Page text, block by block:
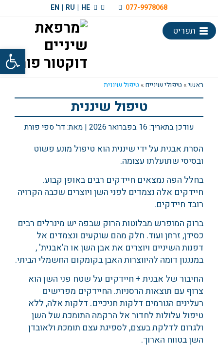
077-9978068
HE
|
RU
|
EN
ראשי» טיפולי שיניים» טיפול שיננית
טיפול שיננית
עודכן בתאריך:16 בפברואר 2026 | מאת: דר' ספי פורת
הסרת אבנית על ידי שיננית הוא טיפול מונע פשוט
ובסיסי שתועלתו עצומה.
בחלל הפה נמצאים חיידקים רבים באופן קבוע.
חיידקים אלה נצמדים לפני השן ויוצרים שכבה הקרויה
רובד חיידקים.
ברוק המופרש מבלוטות הרוק שבפה יש מינרלים רבים
כסידן, זרחן ועוד. חלק מהם שוקעים ונצמדים אל
דפנות השיניים ויוצרים את אבן השן או ה'אבנית' ,
במנגנון דומה להיווצרות האבן בקומקום החשמלי הביתי.
החיבור של אבנית + חיידקים על שטח פני השן הוא
צרוף עם תוצאות הרסניות. החיידקים מפרישים
רעלינים הגורמים דלקות חניכיים. דלקות אלה, ללא
טיפול עלולות לחדור אל הרקמה התומכת של השן
ולגרום לדלקת בעצם, לספיגת עצם תומכת ולאובדן
השן בטווח הארוך.
תפריט
פתח